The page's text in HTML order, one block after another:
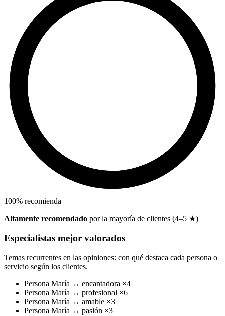
100% recomienda
Altamente recomendado por la mayoría de clientes (4–5 ★)
Especialistas mejor valorados
Temas recurrentes en las opiniones: con qué destaca cada persona o
servicio según los clientes.
Persona María ↔ encantadora ×4
Persona María ↔ profesional ×6
Persona María ↔ amable ×3
Persona María ↔ pasión ×3